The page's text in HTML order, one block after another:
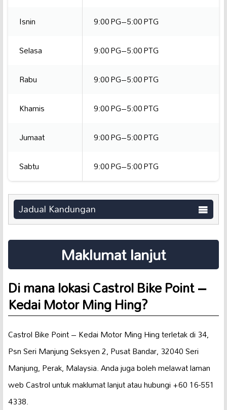
Isnin
9:00 PG–5:00 PTG
Selasa
9:00 PG–5:00 PTG
Rabu
9:00 PG–5:00 PTG
Khamis
9:00 PG–5:00 PTG
Jumaat
9:00 PG–5:00 PTG
Sabtu
9:00 PG–5:00 PTG
Jadual Kandungan
Maklumat lanjut
Di mana lokasi Castrol Bike Point –
Kedai Motor Ming Hing?
Castrol Bike Point – Kedai Motor Ming Hing terletak di 34,
Psn Seri Manjung Seksyen 2, Pusat Bandar, 32040 Seri
Manjung, Perak, Malaysia. Anda juga boleh melawat laman
web Castrol untuk maklumat lanjut atau hubungi +60 16-551
4338.